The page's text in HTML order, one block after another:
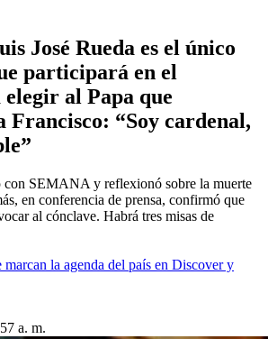
José Rueda es el único
participará en el
al Papa que
Francisco: “Soy cardenal,
con SEMANA y reflexionó sobre la muerte
en conferencia de prensa, confirmó que
al cónclave. Habrá tres misas de
marcan la agenda del país en Discover y
a. m.